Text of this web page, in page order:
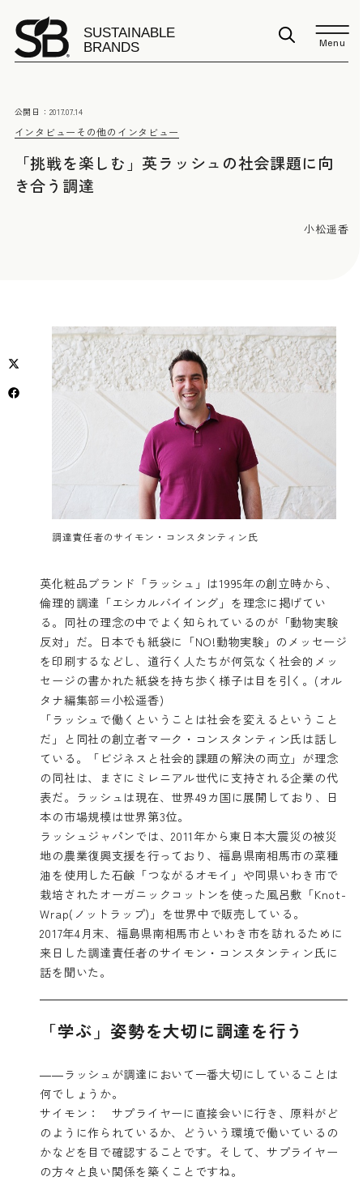
Menu
インタビュー その他のインタビュー
公開日： 2017.07.14
「挑戦を楽しむ」英ラッシュの社会課題に向
き合う調達
小松遥香
調達責任者のサイモン・コンスタンティン氏
英化粧品ブランド「ラッシュ」は1995年の創立時から、
倫理的調達 「エシカルバイイング」 を理念に掲げてい
る。同社の理念の中でよく知られているのが「動物実験
反対」だ。日本でも紙袋に「NO!動物実験」のメッセージ
を印刷するなどし、道行く人たちが何気なく社会的メッ
セージの書かれた紙袋を持ち歩く様子は目を引く。(オル
タナ編集部＝小松遥香)
「ラッシュで働くということは社会を変えるということ
だ」と同社の創立者マーク・コンスタンティン氏は話し
ている。「ビジネスと社会的課題の解決の両立」が理念
の同社は、まさにミレニアル世代に支持される企業の代
表だ。ラッシュは現在、世界49カ国に展開しており、日
本の市場規模は世界第3位。
ラッシュジャパンでは、2011年から東日本大震災の被災
地の農業復興支援を行っており、福島県南相馬市の菜種
油を使用した石鹸「つながるオモイ」や同県いわき市で
栽培されたオーガニックコットンを使った風呂敷「Knot-
Wrap(ノットラップ)」を世界中で販売している。
2017年4月末、福島県南相馬市といわき市を訪れるために
来日した調達責任者のサイモン・コンスタンティン氏に
話を聞いた。
「学ぶ」姿勢を大切に調達を行う
――ラッシュが調達において一番大切にしていることは
何でしょうか。
サイモン： サプライヤーに直接会いに行き、原料がど
のように作られているか、どういう環境で働いているの
かなどを目で確認することです。そして、サプライヤー
の方々と良い関係を築くことですね。